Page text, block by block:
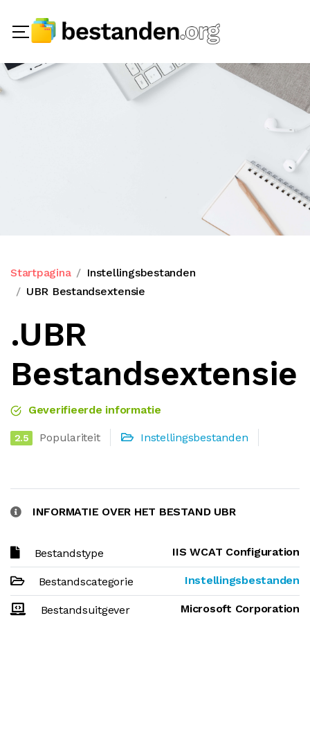
Startpagina
Instellingsbestanden
UBR Bestandsextensie
.UBR
Bestandsextensie
Geverifieerde informatie
2.5 Populariteit Instellingsbestanden
INFORMATIE OVER HET BESTAND UBR
Bestandstype IIS WCAT Configuration
Bestandscategorie Instellingsbestanden
Bestandsuitgever Microsoft Corporation